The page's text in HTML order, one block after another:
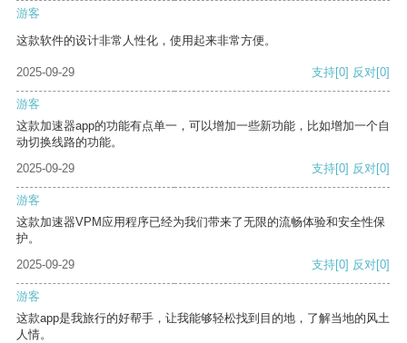
游客
这款软件的设计非常人性化，使用起来非常方便。
2025-09-29 支持[0] 反对[0]
游客
这款加速器app的功能有点单一，可以增加一些新功能，比如增加一个自
动切换线路的功能。
2025-09-29
支持[0] 反对[0]
游客
这款加速器VPM应用程序已经为我们带来了无限的流畅体验和安全性保
护。
2025-09-29
支持[0] 反对[0]
游客
这款app是我旅行的好帮手，让我能够轻松找到目的地，了解当地的风土
人情。